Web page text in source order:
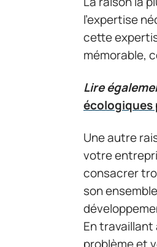
l’expertise
cette
mémorable,
Lire
Une autre
votre
consacrer
son
En
problème et